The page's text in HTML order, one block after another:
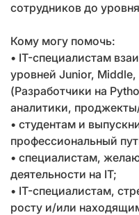
сотрудников до
Кому могу помочь:
• IT-специалистам
уровней Junior, Middle,
(Разработчики на
аналитики,
• студентам и
профессиональный
• специалистам,
деятельности на IT;
• IT-специалистам,
росту и/или